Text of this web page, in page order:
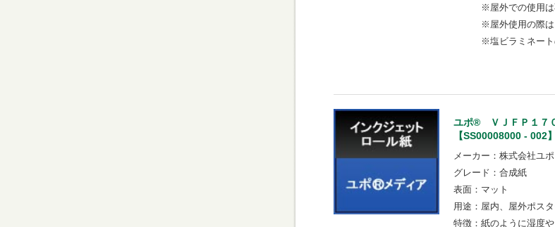
※屋外での
※屋外使用の際
※塩ビラミネー
ユポ® ＶＪＦＰ１７
【SS00008000 - 002】
メーカー：株式会社ユポ
グレード：合成紙
表面：マット
用途：屋内、屋外ポス
特徴：紙のように湿度